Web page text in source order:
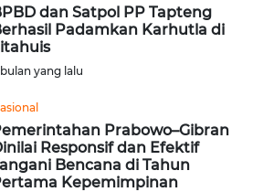
dan Satpol PP Tapteng
Padamkan Karhutla di
yang lalu
Prabowo–Gibran
Responsif dan Efektif
Bencana di Tahun
Kepemimpinan